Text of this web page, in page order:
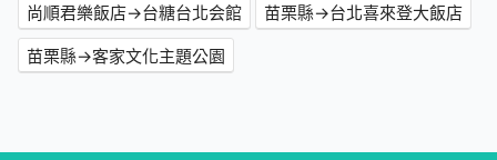
尚順君樂飯店→台糖台北会館
苗栗縣→台北喜來登大飯店
苗栗縣→客家文化主題公園